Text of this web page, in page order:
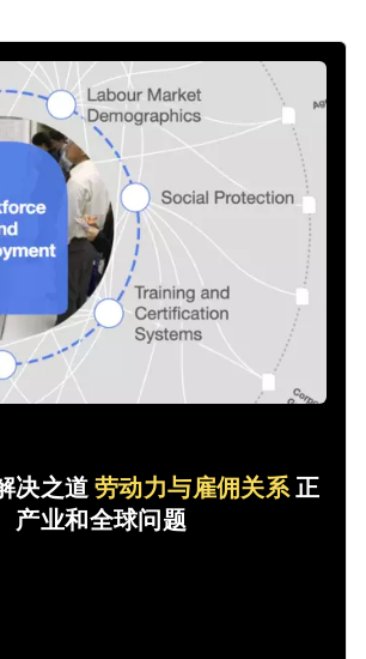
决之道劳动力与雇佣关系正
产业和全球问题